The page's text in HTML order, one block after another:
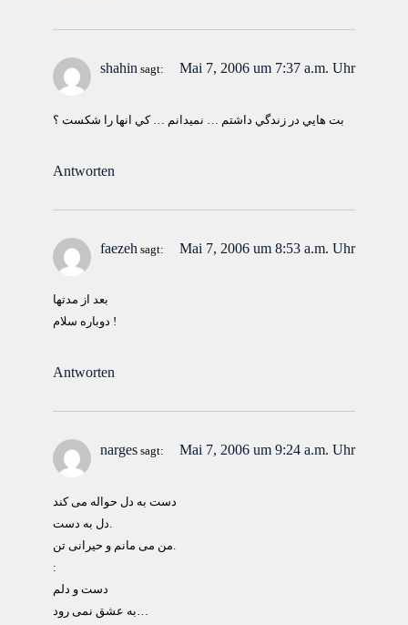
shahin sagt: Mai 7, 2006 um 7:37 a.m. Uhr
بت هايي در زندگي داشتم … نميدانم … كي انها را شكست ؟
Antworten
faezeh sagt: Mai 7, 2006 um 8:53 a.m. Uhr
بعد از مدتها
دوباره سلام !
Antworten
narges sagt: Mai 7, 2006 um 9:24 a.m. Uhr
دست به دل حواله می کند
:
دست و دلم